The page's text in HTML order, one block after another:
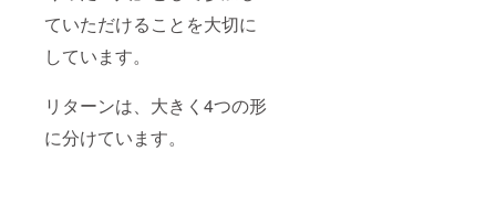
ていただけることを大切に
しています。
リターンは、大きく4つの形
に分けています。